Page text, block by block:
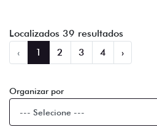
Localizados 39 resultados
‹
1 2 3 4 ›
Organizar por